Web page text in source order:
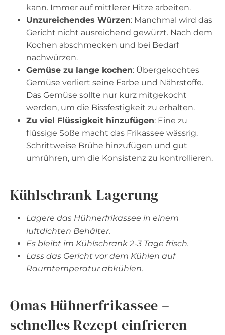
kann. Immer auf mittlerer Hitze arbeiten.
Unzureichendes Würzen: Manchmal wird das
Gericht nicht ausreichend gewürzt. Nach dem
Kochen abschmecken und bei Bedarf
nachwürzen.
Gemüse zu lange kochen: Übergekochtes
Gemüse verliert seine Farbe und Nährstoffe.
Das Gemüse sollte nur kurz mitgekocht
werden, um die Bissfestigkeit zu erhalten.
Zu viel Flüssigkeit hinzufügen: Eine zu
flüssige Soße macht das Frikassee wässrig.
Schrittweise Brühe hinzufügen und gut
umrühren, um die Konsistenz zu kontrollieren.
Kühlschrank-Lagerung
Lagere das Hühnerfrikassee in einem
luftdichten Behälter.
Es bleibt im Kühlschrank 2-3 Tage frisch.
Lass das Gericht vor dem Kühlen auf
Raumtemperatur abkühlen.
Omas Hühnerfrikassee –
schnelles Rezept einfrieren